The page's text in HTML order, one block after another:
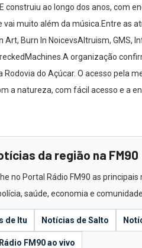
construiu ao longo dos anos, com
vai muito além da música.Entre as
Art, Burn In NoicevsAltruism, GMS,
organização
Rodovia do Açúcar. O acesso pela
a natureza, com fácil acesso e a
da região na FM90
no Portal Rádio FM90 as
saúde, economia e comunidade.
de Itu Notícias de Salto
FM90 ao vivo